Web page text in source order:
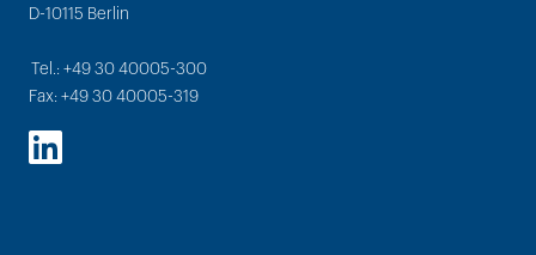
D-10115 Berlin
Tel.: +49 30 40005-300
Fax: +49 30 40005-319
LinkedIn